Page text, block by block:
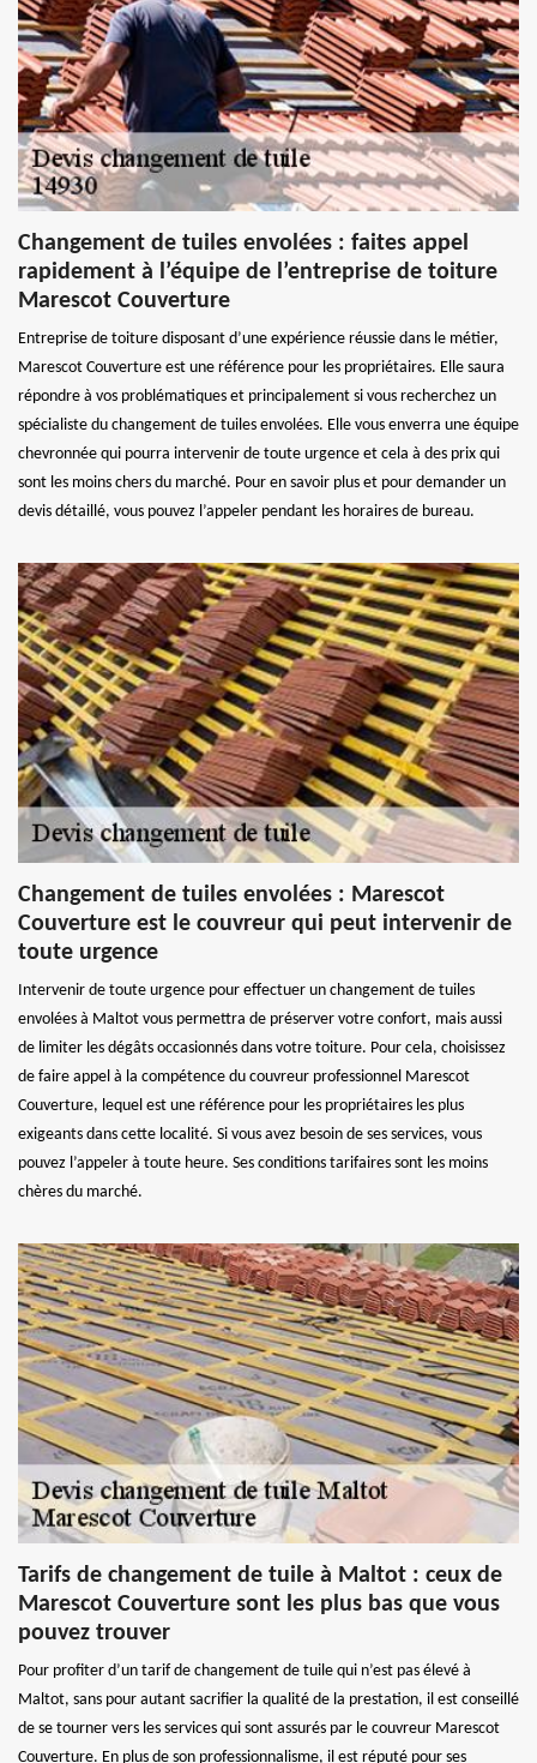
Changement de tuiles envolées : faites appel
rapidement à l’équipe de l’entreprise de toiture
Marescot Couverture
Entreprise de toiture disposant d’une expérience réussie dans le métier,
Marescot Couverture est une référence pour les propriétaires. Elle saura
répondre à vos problématiques et principalement si vous recherchez un
spécialiste du changement de tuiles envolées. Elle vous enverra une équipe
chevronnée qui pourra intervenir de toute urgence et cela à des prix qui
sont les moins chers du marché. Pour en savoir plus et pour demander un
devis détaillé, vous pouvez l’appeler pendant les horaires de bureau.
Changement de tuiles envolées : Marescot
Couverture est le couvreur qui peut intervenir de
toute urgence
Intervenir de toute urgence pour effectuer un changement de tuiles
envolées à Maltot vous permettra de préserver votre confort, mais aussi
de limiter les dégâts occasionnés dans votre toiture. Pour cela, choisissez
de faire appel à la compétence du couvreur professionnel Marescot
Couverture, lequel est une référence pour les propriétaires les plus
exigeants dans cette localité. Si vous avez besoin de ses services, vous
pouvez l’appeler à toute heure. Ses conditions tarifaires sont les moins
chères du marché.
Tarifs de changement de tuile à Maltot : ceux de
Marescot Couverture sont les plus bas que vous
pouvez trouver
Pour profiter d’un tarif de changement de tuile qui n’est pas élevé à
Maltot, sans pour autant sacrifier la qualité de la prestation, il est conseillé
de se tourner vers les services qui sont assurés par le couvreur Marescot
Couverture. En plus de son professionnalisme, il est réputé pour ses